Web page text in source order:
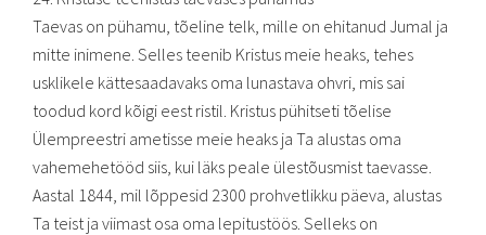
Taevas on pühamu, tõeline telk, mille on ehitanud Jumal ja
mitte inimene. Selles teenib Kristus meie heaks, tehes
usklikele kättesaadavaks oma lunastava ohvri, mis sai
toodud kord kõigi eest ristil. Kristus pühitseti tõelise
Ülempreestri ametisse meie heaks ja Ta alustas oma
vahemehetööd siis, kui läks peale ülestõusmist taevasse.
Aastal 1844, mil lõppesid 2300 prohvetlikku päeva, alustas
Ta teist ja viimast osa oma lepitustöös. Selleks on